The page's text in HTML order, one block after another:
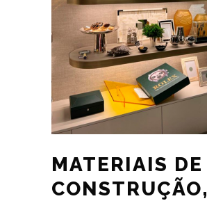
MATERIAIS DE
CONSTRUÇÃO,